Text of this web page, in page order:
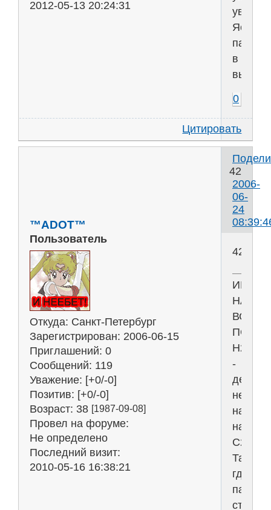
2012-05-13 20:24:31
в
0
Цитировать
42
2006-
06-
24
™ADOT™
Пользователь
Откуда: Санкт-Петербург
Зарегистрирован: 2006-06-15
Приглашений: 0
Сообщений: 119
Уважение: [+0/-0]
Позитив: [+0/-0]
Возраст: 38 [1987-09-08]
Провел на форуме:
Не определено
Последний визит:
2010-05-16 16:38:21
42
НАС
ВСЕХ
Н2О
-
девиз
не
наш,
наш-
Там,
где
стада,